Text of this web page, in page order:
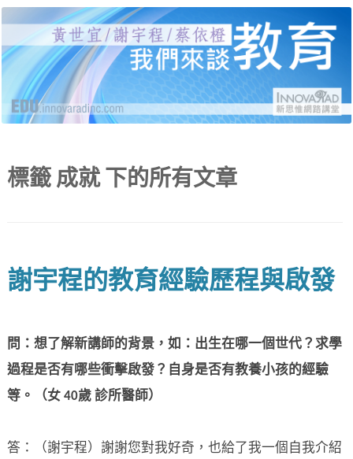
新思惟網路講堂：我們來
談教育
黃世宜老師、謝宇程研究員、蔡依橙醫師，分別
就受教育、自我教育、給教育三個面向，說明當
代的困境與解答，並有線上提問與回覆。
標籤 成就下的所有文章
謝宇程的教育經驗歷程與啟發
問：想了解新講師的背景，如：出生在哪一個世代？求學
過程是否有哪些衝擊啟發？自身是否有教養小孩的經驗
等。（女 40歲 診所醫師）
答：（謝宇程）謝謝您對我好奇，也給了我一個自我介紹